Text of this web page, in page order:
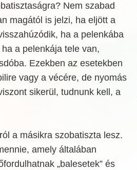
Nem szabad
magától is jelzi, ha eljött a
ha a pelenkába
a pelenkája tele van,
Ezekben az esetekben
vagy a vécére, de nyomás
sikerül, tudnunk kell, a
a másikra szobatiszta lesz.
amely általában
„balesetek” és